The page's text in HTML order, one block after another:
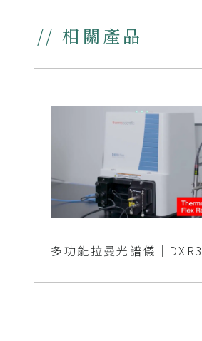
// 相關產品
多功能拉曼光譜儀｜